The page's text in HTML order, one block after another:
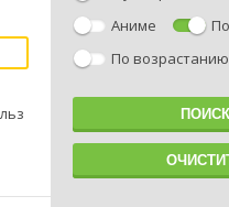
Аниме
По возрастанию